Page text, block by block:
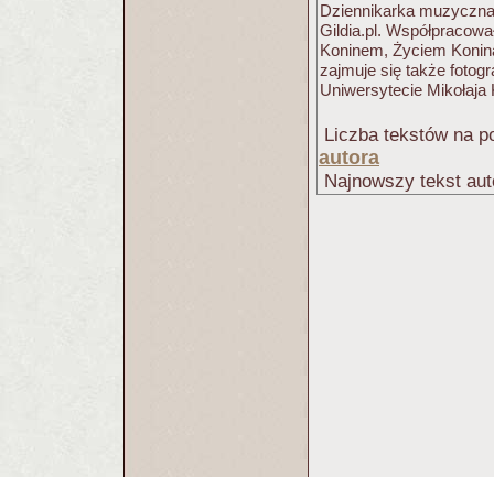
Dziennikarka
Gildia.pl.
Koninem, Życiem
zajmuje się także
Uniwersytecie Mikołaja
Liczba tekstów na
autora
Najnowszy tekst